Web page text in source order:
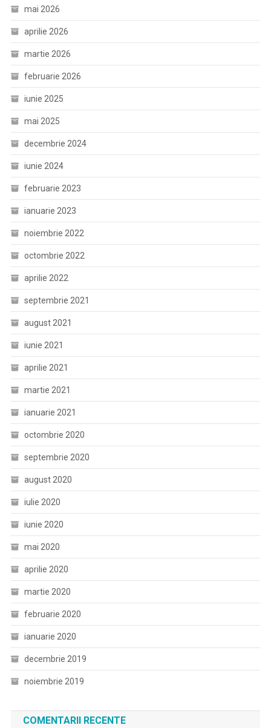
mai 2026
aprilie 2026
martie 2026
februarie 2026
iunie 2025
mai 2025
decembrie 2024
iunie 2024
februarie 2023
ianuarie 2023
noiembrie 2022
octombrie 2022
aprilie 2022
septembrie 2021
august 2021
iunie 2021
aprilie 2021
martie 2021
ianuarie 2021
octombrie 2020
septembrie 2020
august 2020
iulie 2020
iunie 2020
mai 2020
aprilie 2020
martie 2020
februarie 2020
ianuarie 2020
decembrie 2019
noiembrie 2019
COMENTARII RECENTE